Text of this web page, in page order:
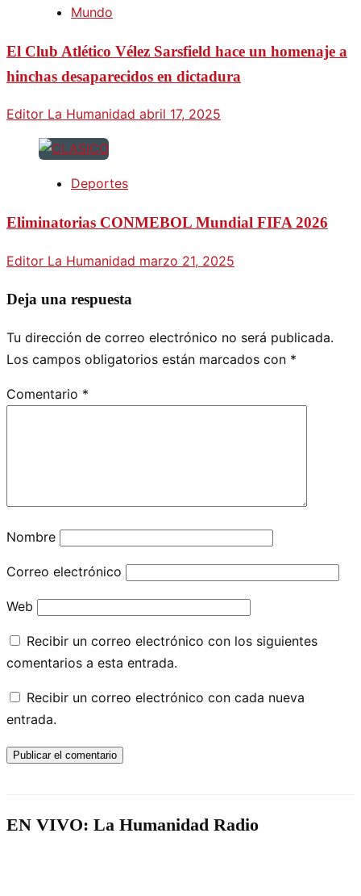
Mundo
El Club Atlético Vélez Sarsfield hace un homenaje a
hinchas desaparecidos en dictadura
Editor La Humanidad abril 17, 2025
Deportes
Eliminatorias CONMEBOL Mundial FIFA 2026
Editor La Humanidad marzo 21, 2025
Deja una respuesta
Tu dirección de correo electrónico no será publicada.
Los campos obligatorios están marcados con *
Comentario *
Nombre
Correo electrónico
Web
Recibir un correo electrónico con los siguientes
comentarios a esta entrada.
Recibir un correo electrónico con cada nueva
entrada.
EN VIVO: La Humanidad Radio